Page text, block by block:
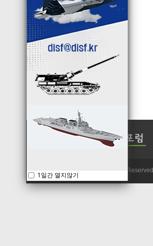
Copyright©2013 DISF. All Rights Reserved
1일간 열지않기